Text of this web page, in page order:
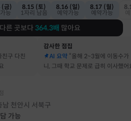
(금)
능
8.15 (토)
1자리 남음
8.16 (일)
예약가능
8.17 (월)
예약가능
른 곳보다 364.3배 많아요
구 다친
감사한 점집
AI 요약 “올해 2~3월에 이동수가
니, 그때 학교 문제로 급히 이사했어
남 천안시 서북구
가능